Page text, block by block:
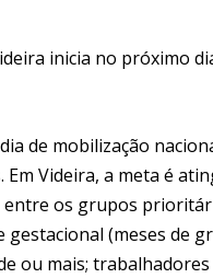
inicia no próximo
de mobilização
Videira, a meta é
os grupos
gestacional (meses de
ou mais;